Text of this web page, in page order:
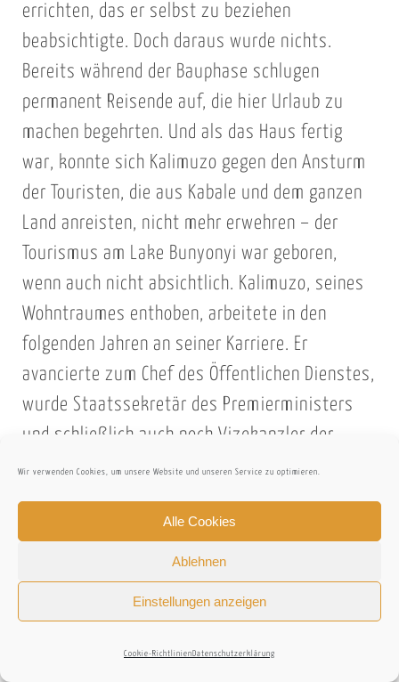
Wir verwenden Cookies, um unsere Website und unseren Service zu optimieren.
Alle Cookies
Ablehnen
Einstellungen anzeigen
Cookie-Richtlinien Datenschutzerklärung
errichten, das er selbst zu beziehen
beabsichtigte. Doch daraus wurde nichts.
Bereits während der Bauphase schlugen
permanent Reisende auf, die hier Urlaub zu
machen begehrten. Und als das Haus fertig
war, konnte sich Kalimuzo gegen den Ansturm
der Touristen, die aus Kabale und dem ganzen
Land anreisten, nicht mehr erwehren – der
Tourismus am Lake Bunyonyi war geboren,
wenn auch nicht absichtlich. Kalimuzo, seines
Wohntraumes enthoben, arbeitete in den
folgenden Jahren an seiner Karriere. Er
avancierte zum Chef des Öffentlichen Dienstes,
wurde Staatssekretär des Premierministers
und schließlich auch noch Vizekanzler der
Makerere Universität. Ein kometenhafter
nicht ganz unbeteiligt war. Dieser Umstand
wurde Kalimuzo im Jahre 1972 allerdings zum
Verhängnis: ein Militärputsch brachte Idi Amin
an die Macht, einen erklärten Feind Obotes,
Mitglieder seiner „Säuberungseinheit für